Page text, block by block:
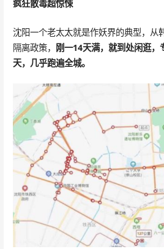
疯狂散毒超惊悚
沈阳一个老太太就是作妖界的典型，从
隔离政策， 刚一14天满，就到处闲逛，
天，几乎跑遍全城。